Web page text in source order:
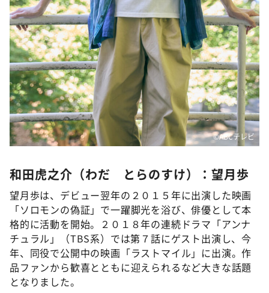
©ABCテレビ
和田虎之介（わだ とらのすけ）：望月歩
望月歩は、デビュー翌年の２０１５年に出演した映画
「ソロモンの偽証」で一躍脚光を浴び、俳優として本
格的に活動を開始。２０１８年の連続ドラマ「アンナ
チュラル」（TBS系）では第７話にゲスト出演し、今
年、同役で公開中の映画「ラストマイル」に出演。作
品ファンから歓喜とともに迎えられるなど大きな話題
となりました。